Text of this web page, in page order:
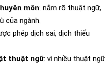
môn: nắm rõ thuật ngữ,
của ngành.
phép dịch sai, dịch thiếu
thuật ngữ: vì nhiều thuật ngữ